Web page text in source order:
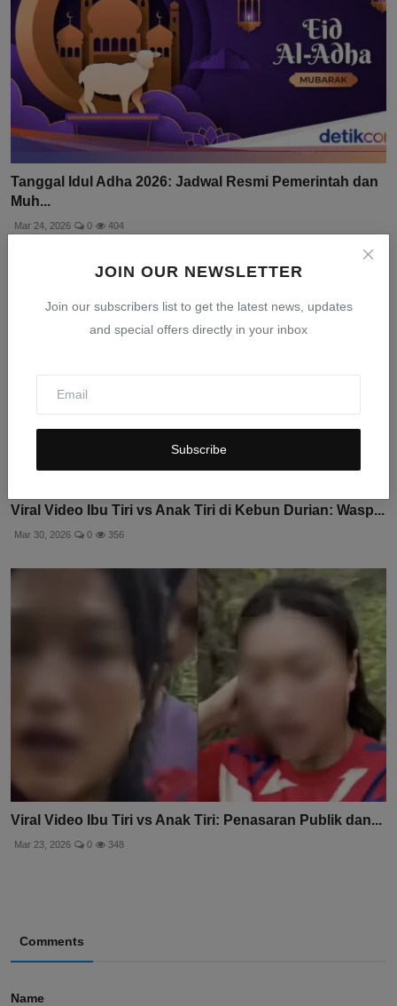
JOIN OUR NEWSLETTER
Join our subscribers list to get the latest news, updates
and special offers directly in your inbox
Subscribe
Tanggal Idul Adha 2026: Jadwal Resmi Pemerintah dan
Muh...
Mar 24, 2026 0 404
Viral Video Ibu Tiri vs Anak Tiri di Kebun Durian: Wasp...
Mar 30, 2026 0 356
Viral Video Ibu Tiri vs Anak Tiri: Penasaran Publik dan...
Mar 23, 2026 0 348
Comments
Name